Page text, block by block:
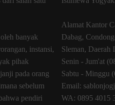
banyak
instansi,
pihak
pada orang
sebelum
pendiri
Alamat Kantor
Dabag,
Sleman, Daerah
Senin - Jum'at
Sabtu - Minggu
Email:
WA: 0895 4015